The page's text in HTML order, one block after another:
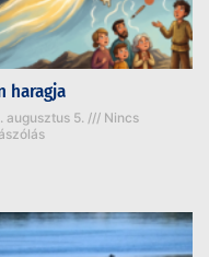
haragja
augusztus 5.
Nincs